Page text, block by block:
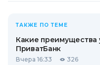
ТАКЖЕ ПО ТЕМЕ
Какие преимущества
ПриватБанк
Вчера 16:33 326